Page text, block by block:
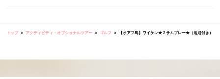
トップ アクティビティ・オプショナルツアー ゴルフ 【オアフ島】ワイケレ★２サムプレー★（送迎付き）